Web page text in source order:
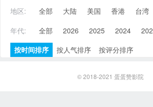
地区:
全部 大陆 美国 香港 台湾
年代:
全部 2026 2025 2024
按时间排序
按人气排序 按评分排序
© 2018-2021 蛋蛋赞影院